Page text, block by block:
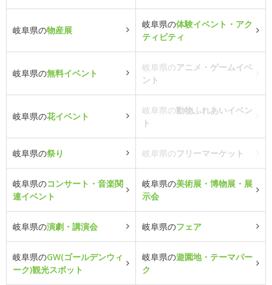
岐阜県の物産展
岐阜県の体験イベント・アク
ティビティ
岐阜県の無料イベント
岐阜県のアニメ・ゲームイベ
ント
岐阜県の花イベント
岐阜県の動物ふれあいイベン
ト
岐阜県の祭り 岐阜県のフリーマーケット
岐阜県のコンサート・音楽関
連イベント
岐阜県の美術展・博物展・展
示会
岐阜県の演劇・講演会 岐阜県のフェア
岐阜県のGW(ゴールデンウィ
ーク)観光スポット
岐阜県の遊園地・テーマパー
ク